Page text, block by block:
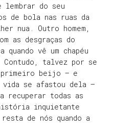
lembrar do seu
de bola nas ruas da
nua. Outro homem,
as desgraças do
quando vê um chapéu
Contudo, talvez por se
primeiro beijo – e
vida se afastou dela –
recuperar todas as
história inquietante
de nós quando a